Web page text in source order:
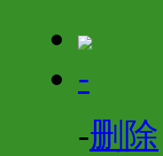
-
-删除